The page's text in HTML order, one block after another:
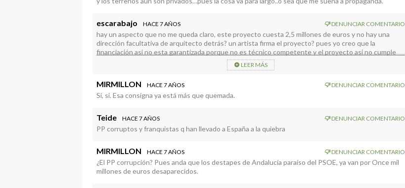
escarabajo HACE 7 AÑOS DENUNCIAR COMENTARIO
hay un aspecto que no me queda claro, este proyecto cuesta 2,5 millones de euros y no hay una
dirección facultativa de arquitecto detrás? un artista firma el proyecto? pues yo creo que la
financiación asi no esta garantizada porque no es técnico competente y el proyecto asi no cumple
las bases….me da la sensación de que esto es una IDEA, ES DECIR UN BOCETO.
por otro lado digo que esta propuesta esta ya muy vista en arquitectura..esta fase de la moda del
yo incluso diría que es mas de lo mismo. lo siento.
LEER MÁS
MIRMILLON HACE 7 AÑOS DENUNCIAR COMENTARIO
Si, si. Esa consigna ya está más que quemada.
Teide HACE 7 AÑOS DENUNCIAR COMENTARIO
PP corruptos y franquistas q han llevado a España a la quiebra
MIRMILLON HACE 7 AÑOS DENUNCIAR COMENTARIO
¿El PP corrupción? Pues anda que los destapes de Andalucía paraíso del PSOE, ya van por Once mil
millones de euros desaparecidos.